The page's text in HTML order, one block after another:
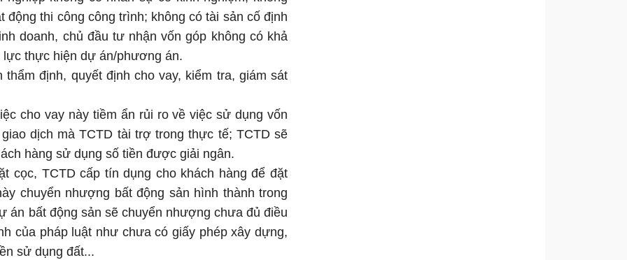
động thi công công trình; không có tài sản cố định
doanh, chủ đầu tư nhận vốn góp không có khả
thực hiện dự án/phương án.
định, quyết định cho vay, kiểm tra, giám sát
cho vay này tiềm ẩn rủi ro về việc sử dụng vốn
dịch mà TCTD tài trợ trong thực tế; TCTD sẽ
hàng sử dụng số tiền được giải ngân.
cọc, TCTD cấp tín dụng cho khách hàng để đặt
chuyển nhượng bất động sản hình thành trong
án bất động sản sẽ chuyển nhượng chưa đủ điều
của pháp luật như chưa có giấy phép xây dựng,
sử dụng đất...